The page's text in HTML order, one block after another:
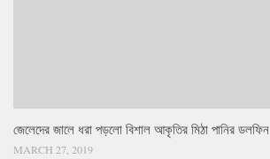
জেলেদের জালে ধরা পড়লো বিশাল আকৃতির মিঠা পানির ডলফিন
MARCH 27, 2019